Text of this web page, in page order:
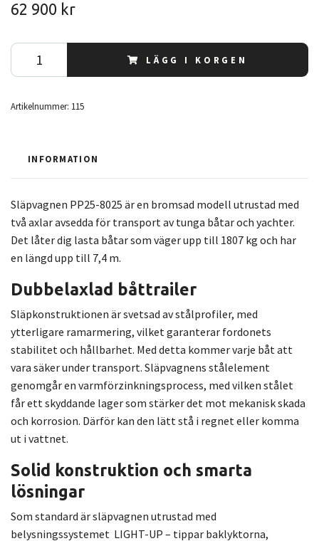
62 900 kr
LÄGG I KORGEN
Artikelnummer: 115
INFORMATION
Släpvagnen PP25-8025 är en bromsad modell utrustad med
två axlar avsedda för transport av tunga båtar och yachter.
Det låter dig lasta båtar som väger upp till 1807 kg och har
en längd upp till 7,4 m.
Dubbelaxlad båttrailer
Släpkonstruktionen är svetsad av stålprofiler, med
ytterligare ramarmering, vilket garanterar fordonets
stabilitet och hållbarhet. Med detta kommer varje båt att
vara säker under transport. Släpvagnens stålelement
genomgår en varmförzinkningsprocess, med vilken stålet
får ett skyddande lager som stärker det mot mekanisk skada
och korrosion. Därför kan den lätt stå i regnet eller komma
ut i vattnet.
Solid konstruktion och smarta
lösningar
Som standard är släpvagnen utrustad med
belysningssystemet LIGHT-UP – tippar baklyktorna,